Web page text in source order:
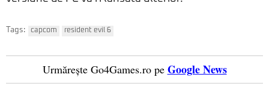
Tags: capcom resident evil 6
Urmărește Go4Games.ro pe Google News